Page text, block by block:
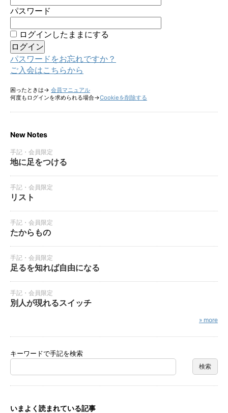
パスワード
ログインしたままにする
パスワードをお忘れですか？
ご入会はこちらから
困ったときは→ 会員マニュアル
何度もログインを求められる場合→Cookieを削除する
New Notes
手記・会員限定
地に足をつける
手記・会員限定
リスト
手記・会員限定
たからもの
手記・会員限定
足るを知れば自由になる
手記・会員限定
別人が現れるスイッチ
» more
キーワードで手記を検索
いまよく読まれている記事